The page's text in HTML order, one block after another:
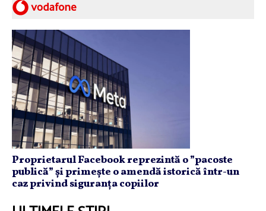
Proprietarul Facebook reprezintă o ”pacoste
publică” și primește o amendă istorică într-un
caz privind siguranța copiilor